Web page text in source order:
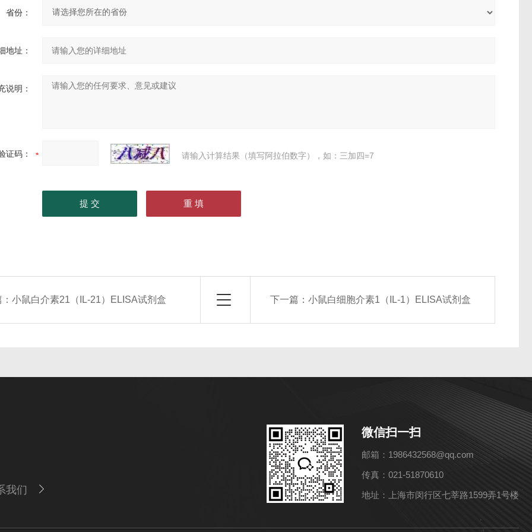
省份：
地址：
说明：
证码： 请输入计算结果（填写阿拉伯数字），如：三加四=7
：小鼠白介素21（IL-21）ELISA试剂盒 下一篇： 小鼠白细胞介素1（IL-1）ELISA试剂盒
我们
微信扫一扫
邮箱：1986432568@qq.com
传真：021-51870610
地址：上海市闵行区七莘路1599弄1号楼